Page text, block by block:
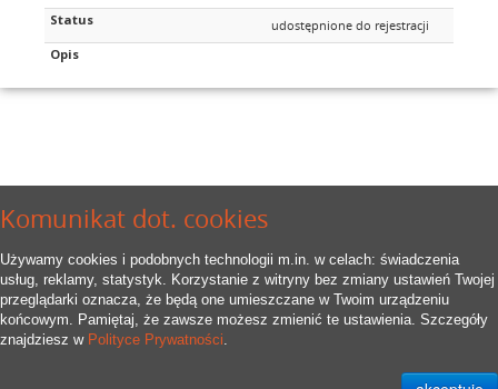
Komunikat dot. cookies
Używamy cookies i podobnych technologii m.in. w celach: świadczenia
usług, reklamy, statystyk. Korzystanie z witryny bez zmiany ustawień Twojej
przeglądarki oznacza, że będą one umieszczane w Twoim urządzeniu
końcowym. Pamiętaj, że zawsze możesz zmienić te ustawienia. Szczegóły
znajdziesz w Polityce Prywatności.
Status
udostępnione do rejestracji
Opis